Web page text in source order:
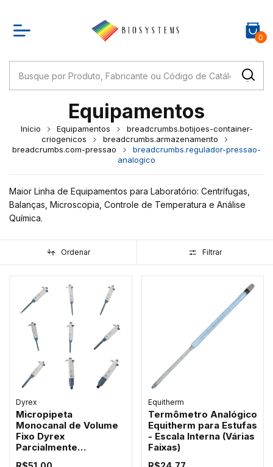
0
Equipamentos
Início Equipamentos
breadcrumbs.botijoes-container-
criogenicos
breadcrumbs.armazenamento
breadcrumbs.com-pressao
breadcrumbs.regulador-pressao-
analogico
Maior Linha de Equipamentos para Laboratório: Centrífugas,
Balanças, Microscopia, Controle de Temperatura e Análise
Química.
Ordenar Filtrar
Dyrex
Micropipeta
Monocanal de Volume
Fixo Dyrex
Parcialmente
Equitherm
Termômetro Analógico
Equitherm para Estufas
- Escala Interna (Várias
Faixas)